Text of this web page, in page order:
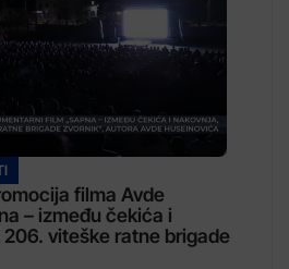
filma Avde
– između čekića i
viteške ratne brigade